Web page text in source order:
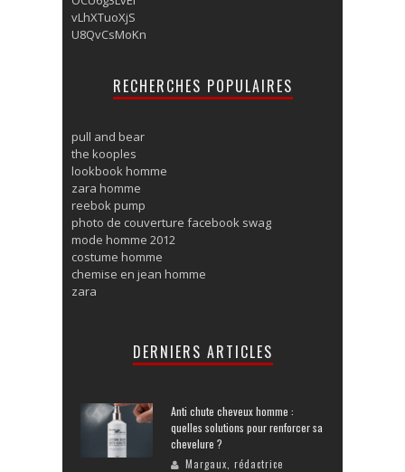
vLhXTuoXjS
U8QvCsMoKn
RECHERCHES POPULAIRES
pull and bear
the kooples
lookbook homme
zara homme
reebok pump
photo de couverture facebook swag
mode homme 2012
costume homme
chemise en jean homme
zara
DERNIERS ARTICLES
Anti chute cheveux homme :
quelles solutions pour renforcer sa
chevelure ?
Margaux, rédactrice